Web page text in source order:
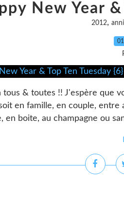
New Year
2012,
tous & toutes !! J'espère que
en famille, en couple, entre
en boite, au champagne ou